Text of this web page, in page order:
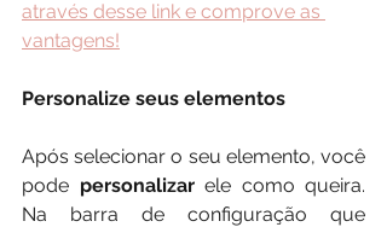
através desse link e comprove as
vantagens!
Personalize seus elementos
Após selecionar o seu elemento, você
pode personalizar ele como queira.
Na barra de configuração que